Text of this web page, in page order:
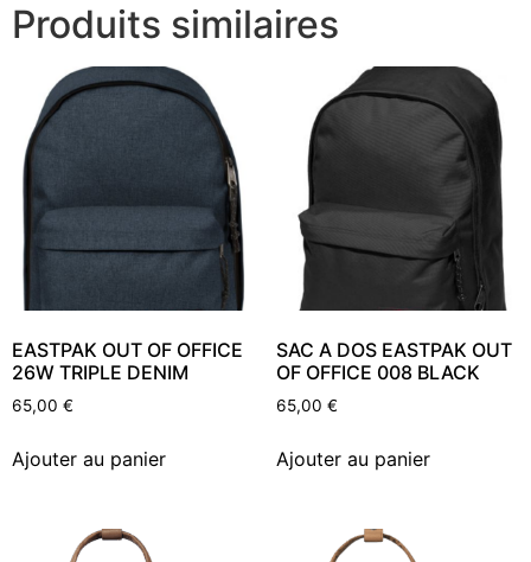
Produits similaires
EASTPAK OUT OF OFFICE
26W TRIPLE DENIM
65,00 €
Ajouter au panier
SAC A DOS EASTPAK OUT
OF OFFICE 008 BLACK
65,00 €
Ajouter au panier